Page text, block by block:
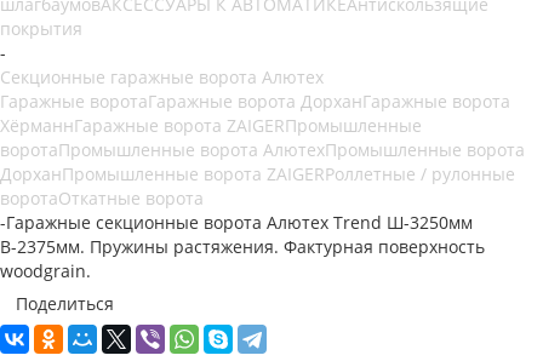
покрытия
-
Секционные гаражные ворота Алютех
Гаражные воротаГаражные ворота ДорханГаражные ворота
ХёрманнГаражные ворота ZAIGERПромышленные
воротаПромышленные ворота АлютехПромышленные ворота
ДорханПромышленные ворота ZAIGERРоллетные / рулонные
воротаОткатные ворота
-Гаражные секционные ворота Алютех Trend Ш-3250мм
В-2375мм. Пружины растяжения. Фактурная поверхность
woodgrain.
Поделиться